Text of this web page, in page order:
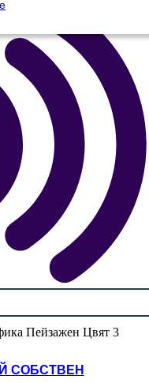
СОБСТВЕН